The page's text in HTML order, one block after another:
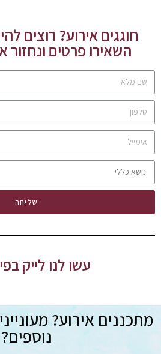
חוגגים אירוע? רוצים
השאירו פרטים
שליחה
עשו לנו לייק
מתכננים אירוע?
נוספים?